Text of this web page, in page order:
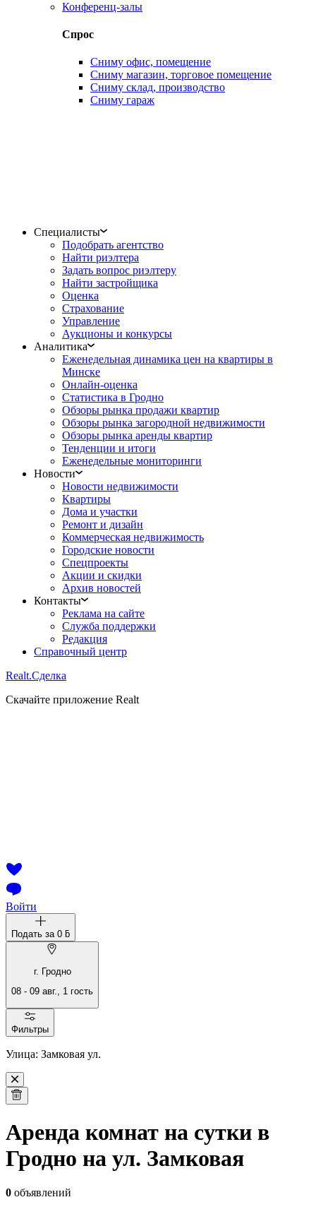
Конференц-залы
Спрос
Сниму офис, помещение
Сниму магазин, торговое помещение
Сниму склад, производство
Сниму гараж
Специалисты
Подобрать агентство
Найти риэлтера
Задать вопрос риэлтеру
Найти застройщика
Оценка
Страхование
Управление
Аукционы и конкурсы
Аналитика
Еженедельная динамика цен на квартиры в
Минске
Онлайн-оценка
Статистика в Гродно
Обзоры рынка продажи квартир
Обзоры рынка загородной недвижимости
Обзоры рынка аренды квартир
Тенденции и итоги
Еженедельные мониторинги
Новости
Новости недвижимости
Квартиры
Дома и участки
Ремонт и дизайн
Коммерческая недвижимость
Городские новости
Спецпроекты
Акции и скидки
Архив новостей
Контакты
Реклама на сайте
Служба поддержки
Редакция
Справочный центр
Realt.Сделка
Скачайте приложение Realt
Войти
Подать за 0 ƃ
г. Гродно
08 - 09 авг., 1 гость
Фильтры
Улица: Замковая ул.
Аренда комнат на сутки в
Гродно на ул. Замковая
0 объявлений